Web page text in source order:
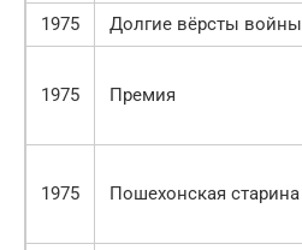
1975
Долгие вёрсты войны
1975 Премия
1975 Пошехонская старина